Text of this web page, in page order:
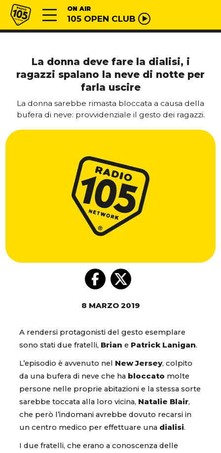
Vai al contenuto
Radio 105 ON AIR
105 OPEN CLUB
La donna deve fare la dialisi, i
ragazzi spalano la neve di notte per
farla uscire
La donna sarebbe rimasta bloccata a causa della
bufera di neve: provvidenziale il gesto dei ragazzi.
8 MARZO 2019
A rendersi protagonisti del gesto esemplare
sono stati due fratelli, Brian e Patrick Lanigan.
L’episodio è avvenuto nel New Jersey, colpito
da una bufera di neve che ha bloccato molte
persone nelle proprie abitazioni e la stessa sorte
sarebbe toccata alla loro vicina, Natalie Blair,
che però l’indomani avrebbe dovuto recarsi in
un centro medico per effettuare una dialisi.
I due fratelli, che erano a conoscenza delle